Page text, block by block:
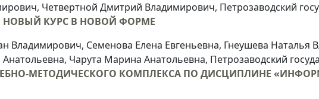
Четвертной Дмитрий Владимирович, Петрозаводский
НОВЫЙ КУРС В НОВОЙ ФОРМЕ
Владимирович, Семенова Елена Евгеньевна, Гнеушева Наталья
Чарута Марина Анатольевна, Петрозаводский
МЕТОДИЧЕСКОГО КОМПЛЕКСА ПО ДИСЦИПЛИНЕ